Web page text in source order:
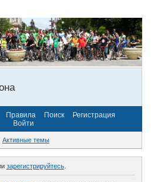
Правила Поиск
Регистрация
Войти
Активные темы
зарегистрируйтесь.